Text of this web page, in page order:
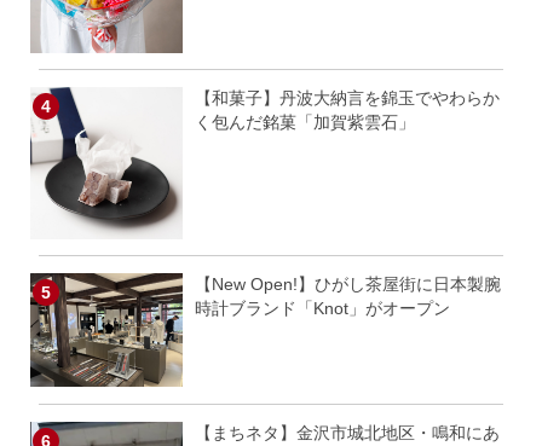
【和菓子】丹波大納言を錦玉でやわらか
く包んだ銘菓「加賀紫雲石」
【New Open!】ひがし茶屋街に日本製腕
時計ブランド「Knot」がオープン
【まちネタ】金沢市城北地区・鳴和にあ